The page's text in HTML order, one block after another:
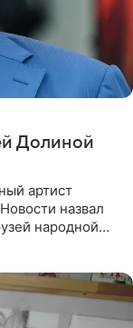
Долиной
артист
назвал
народной